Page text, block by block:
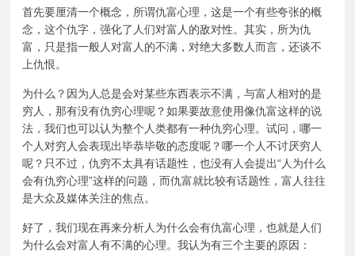
首先要厘清一个概念，所谓仇富心理，这是一个有些夸张的概
念，这个仇字，强化了人们对富人的敌对性。其实，所为仇
富，只是指一般人对富人的不满，对绝大多数人而言，还谈不
上仇恨。
为什么？因为人总是会对某些东西表示不满，与富人相对的是
穷人，那有没有仇穷心理呢？如果要故意使用像仇富这样的说
法，我们也可以认为整个人类都有一种仇穷心理。试问，哪一
个人对穷人会表现出毕恭毕敬的态度呢？哪一个人不讨厌穷人
呢？只不过，仇穷不太具有话题性，也没有人会提出“人为什么
会有仇穷心理”这样的问题，而仇富就比较有话题性，富人往往
是大众及媒体关注的焦点。
好了，我们现在再来分析人为什么会有仇富心理，也就是人们
为什么会对富人有不满的心理。我认为有三个主要的原因：